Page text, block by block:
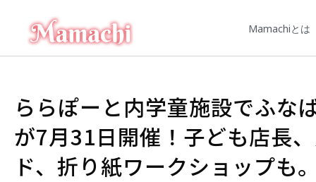
Mamachiとは
ららぽーと内学童施設でふな
が7月31日開催！子ども店長
ド、折り紙ワークショップも